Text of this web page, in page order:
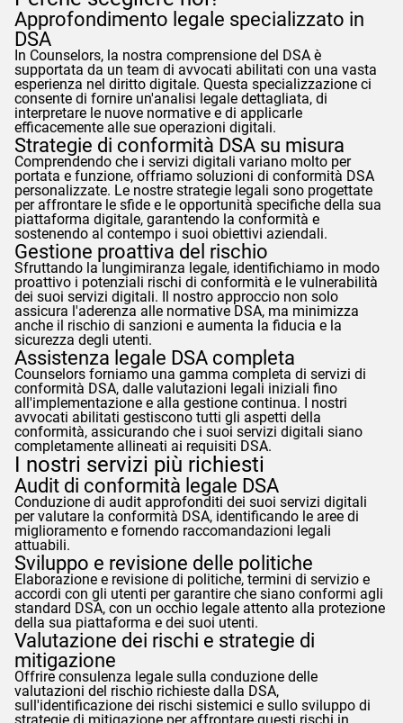
Approfondimento legale specializzato in
DSA
In Counselors, la nostra comprensione del DSA è
supportata da un team di avvocati abilitati con una vasta
esperienza nel diritto digitale. Questa specializzazione ci
consente di fornire un'analisi legale dettagliata, di
interpretare le nuove normative e di applicarle
efficacemente alle sue operazioni digitali.
Strategie di conformità DSA su misura
Comprendendo che i servizi digitali variano molto per
portata e funzione, offriamo soluzioni di conformità DSA
personalizzate. Le nostre strategie legali sono progettate
per affrontare le sfide e le opportunità specifiche della sua
piattaforma digitale, garantendo la conformità e
sostenendo al contempo i suoi obiettivi aziendali.
Gestione proattiva del rischio
Sfruttando la lungimiranza legale, identifichiamo in modo
proattivo i potenziali rischi di conformità e le vulnerabilità
dei suoi servizi digitali. Il nostro approccio non solo
assicura l'aderenza alle normative DSA, ma minimizza
anche il rischio di sanzioni e aumenta la fiducia e la
sicurezza degli utenti.
Assistenza legale DSA completa
Counselors forniamo una gamma completa di servizi di
conformità DSA, dalle valutazioni legali iniziali fino
all'implementazione e alla gestione continua. I nostri
avvocati abilitati gestiscono tutti gli aspetti della
conformità, assicurando che i suoi servizi digitali siano
completamente allineati ai requisiti DSA.
I nostri servizi più richiesti
Audit di conformità legale DSA
Conduzione di audit approfonditi dei suoi servizi digitali
per valutare la conformità DSA, identificando le aree di
miglioramento e fornendo raccomandazioni legali
attuabili.
Sviluppo e revisione delle politiche
Elaborazione e revisione di politiche, termini di servizio e
accordi con gli utenti per garantire che siano conformi agli
standard DSA, con un occhio legale attento alla protezione
della sua piattaforma e dei suoi utenti.
Valutazione dei rischi e strategie di
mitigazione
Offrire consulenza legale sulla conduzione delle
valutazioni del rischio richieste dalla DSA,
sull'identificazione dei rischi sistemici e sullo sviluppo di